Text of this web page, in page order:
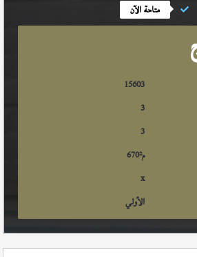
متاحة الآن
15603
3
3
670م²
x
الأولي